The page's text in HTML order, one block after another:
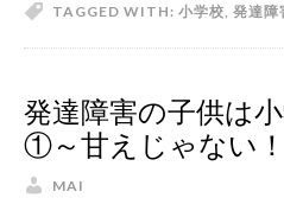
TAGGED WITH: 小学校 発達障
発達障害の子供は
①～甘えじゃない
MAI